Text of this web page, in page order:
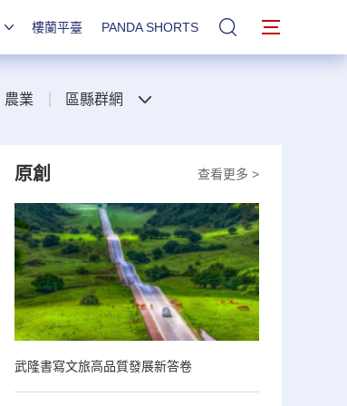
樓蘭平臺 PANDA SHORTS 站內搜索
農業 區縣群網
查看更多 >
原創
武隆書寫文旅高品質發展新答卷